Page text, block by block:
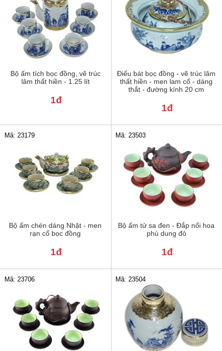
Bộ ấm tích bọc đồng, vẽ trúc
lâm thất hiền - 1.25 lít
1đ
Điếu bát bọc đồng - vẽ trúc lâm
thất hiền - men lam cổ - dáng
thắt - đường kính 20 cm
1đ
Bộ ấm chén dáng Nhật - men
rạn cổ bọc đồng
Mã: 23179
1đ
Bộ ấm tử sa đen - Đắp nổi hoa
phù dung đỏ
Mã: 23503
1đ
Mã: 23706 Mã: 23504